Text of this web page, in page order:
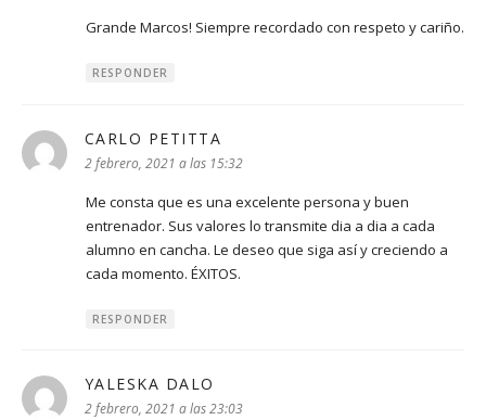
Grande Marcos! Siempre recordado con respeto y cariño.
RESPONDER
CARLO PETITTA
2 febrero, 2021 a las 15:32
Me consta que es una excelente persona y buen
entrenador. Sus valores lo transmite dia a dia a cada
alumno en cancha. Le deseo que siga así y creciendo a
cada momento. ÉXITOS.
RESPONDER
YALESKA DALO
2 febrero, 2021 a las 23:03